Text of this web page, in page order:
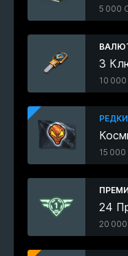
5 000
3
10
15
24
20